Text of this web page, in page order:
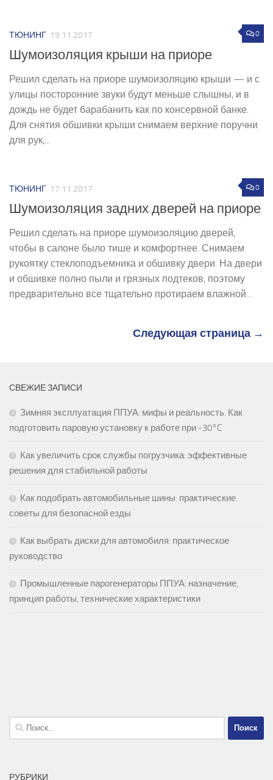
0
ТЮНИНГ 19.11.2017
Шумоизоляция крыши на приоре
Решил сделать на приоре шумоизоляцию крыши — и с
улицы посторонние звуки будут меньше слышны, и в
дождь не будет барабанить как по консервной банке.
Для снятия обшивки крыши снимаем верхние поручни
для рук,...
0
ТЮНИНГ 17.11.2017
Шумоизоляция задних дверей на приоре
Решил сделать на приоре шумоизоляцию дверей,
чтобы в салоне было тише и комфортнее. Снимаем
рукоятку стеклоподъемника и обшивку двери. На двери
и обшивке полно пыли и грязных подтеков, поэтому
предварительно все тщательно протираем влажной...
Следующая страница →
СВЕЖИЕ ЗАПИСИ
Зимняя эксплуатация ППУА: мифы и реальность. Как
подготовить паровую установку к работе при -30°C
Как увеличить срок службы погрузчика: эффективные
решения для стабильной работы
Как подобрать автомобильные шины: практические
советы для безопасной езды
Как выбрать диски для автомобиля: практическое
руководство
Промышленные парогенераторы ППУА: назначение,
принцип работы, технические характеристики
Найти:
РУБРИКИ